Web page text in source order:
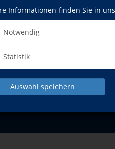
Informationen finden Sie in
Notwendig
Statistik
Auswahl speichern
IMPRESSUM